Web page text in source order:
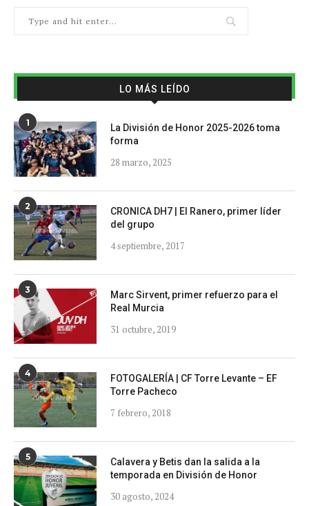
LO MÁS LEÍDO
1
La División de Honor 2025-2026 toma
forma
28 marzo, 2025
2
CRONICA DH7 | El Ranero, primer líder
del grupo
4 septiembre, 2017
3
Marc Sirvent, primer refuerzo para el
Real Murcia
31 octubre, 2019
4
FOTOGALERÍA | CF Torre Levante – EF
Torre Pacheco
7 febrero, 2018
5
Calavera y Betis dan la salida a la
temporada en División de Honor
30 agosto, 2024